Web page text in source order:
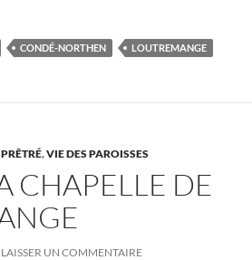
CONDÉ-NORTHEN LOUTREMANGE
,VIE DES PAROISSES
CHAPELLE DE
LAISSER UN COMMENTAIRE